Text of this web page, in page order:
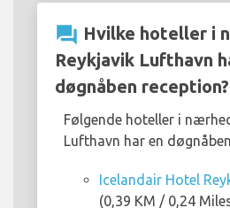
question_answer Hvilke hoteller i
Reykjavik Lufthavn
døgnåben reception?
Følgende hoteller i
Lufthavn har en
Icelandair Hotel
(0,39 KM / 0,24